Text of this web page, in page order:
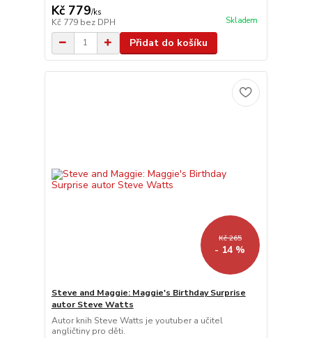
Kč 779/ks
Kč 779 bez DPH Skladem
Přidat do košíku
Kč 265
- 14 %
Steve and Maggie: Maggie's Birthday Surprise
autor Steve Watts
Autor knih Steve Watts je youtuber a učitel
angličtiny pro děti.